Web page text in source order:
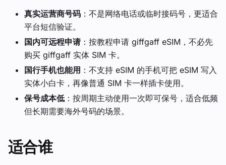
真实运营商号码 ：不是网络电话或临时接码号，更适合
平台短信验证。
国内可远程申请：按教程申请 giffgaff eSIM，不必先
购买 giffgaff 实体 SIM 卡。
国行手机也能用 ：不支持 eSIM 的手机可把 eSIM 写入
实体小白卡，再像普通 SIM 卡一样插卡使用。
保号成本低 ：按周期主动使用一次即可保号，适合低频
但长期需要海外号码的场景。
适合谁